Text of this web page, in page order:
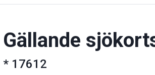
Gällande
* 17612